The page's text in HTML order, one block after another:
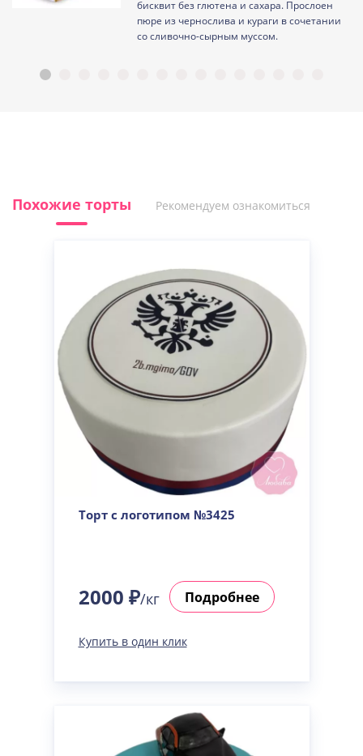
бисквит без глютена и сахара. Прослоен
пюре из чернослива и кураги в сочетании
со сливочно-сырным муссом.
Похожие торты Рекомендуем ознакомиться
Торт с логотипом №3425
2000 ₽/кг Подробнее
Купить в один клик